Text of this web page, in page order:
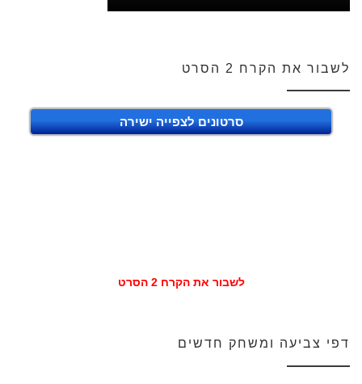
לשבור את הקרח 2 הסרט
סרטונים לצפייה ישירה
לשבור את הקרח 2 הסרט
דפי צביעה ומשחק חדשים